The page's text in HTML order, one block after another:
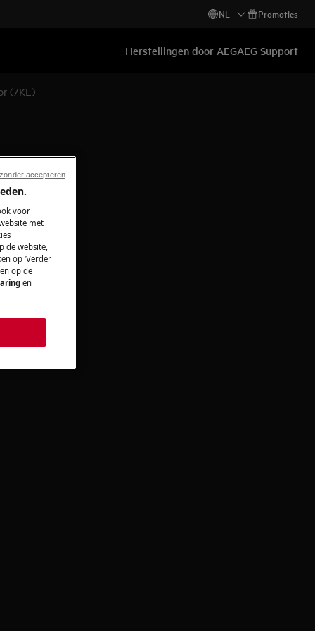
NL Promoties
Herstellingen door AEGAEG Support
(7KL)
voor
met
de website,
op ‘Verder
op de
en
accepteren